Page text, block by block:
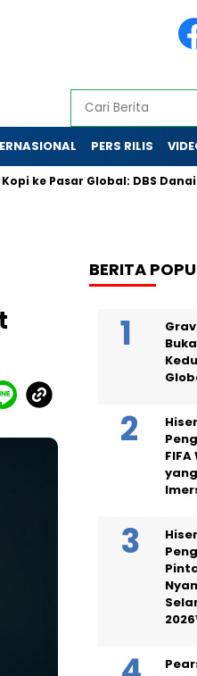
PERS RILIS
Pasar Global: DBS Danai
BERITA